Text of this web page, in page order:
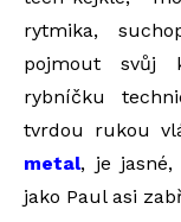
rytmika,
pojmout svůj
rybníčku
tvrdou rukou
metal, je jasné,
jako Paul asi